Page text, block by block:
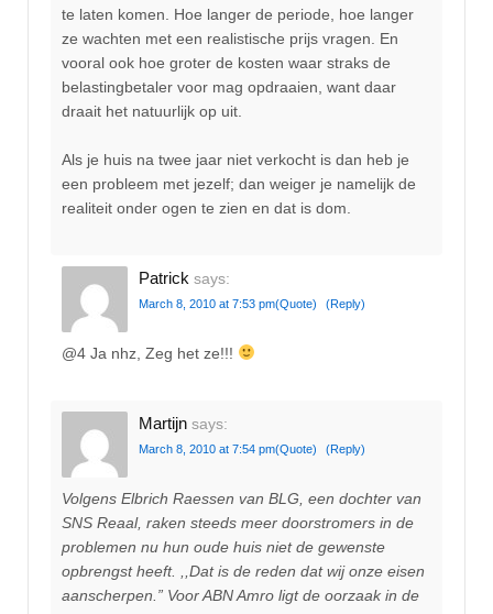
te laten komen. Hoe langer de periode, hoe langer
ze wachten met een realistische prijs vragen. En
vooral ook hoe groter de kosten waar straks de
belastingbetaler voor mag opdraaien, want daar
draait het natuurlijk op uit.
Als je huis na twee jaar niet verkocht is dan heb je
een probleem met jezelf; dan weiger je namelijk de
realiteit onder ogen te zien en dat is dom.
Patrick says:
March 8, 2010 at 7:53 pm(Quote) (Reply)
@4 Ja nhz, Zeg het ze!!!
Martijn says:
March 8, 2010 at 7:54 pm(Quote) (Reply)
Volgens Elbrich Raessen van BLG, een dochter van
SNS Reaal, raken steeds meer doorstromers in de
problemen nu hun oude huis niet de gewenste
opbrengst heeft. ,,Dat is de reden dat wij onze eisen
aanscherpen.” Voor ABN Amro ligt de oorzaak in de